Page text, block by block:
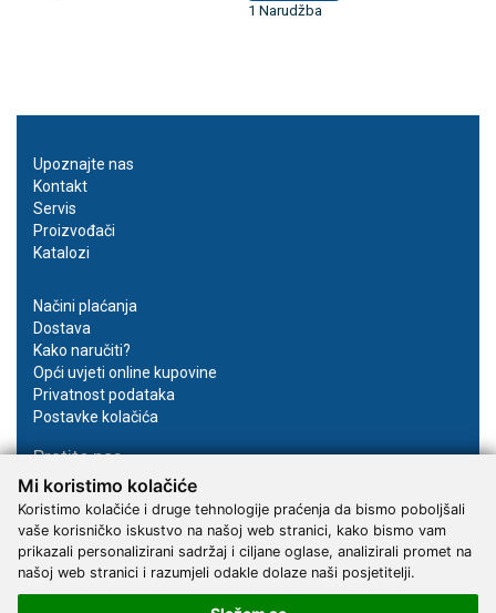
Mi koristimo kolačiće
Koristimo kolačiće i druge tehnologije praćenja da bismo poboljšali
vaše korisničko iskustvo na našoj web stranici, kako bismo vam
prikazali personalizirani sadržaj i ciljane oglase, analizirali promet na
našoj web stranici i razumjeli odakle dolaze naši posjetitelji.
1 Narudžba
Upoznajte nas
Kontakt
Servis
Proizvođači
Katalozi
Načini plaćanja
Dostava
Kako naručiti?
Opći uvjeti online kupovine
Privatnost podataka
Postavke kolačića
Pratite nas
Facebook
Instagram
Youtube